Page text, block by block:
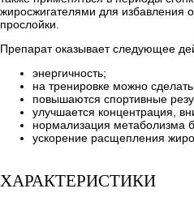
жиросжигателями для избавления
прослойки.
Препарат оказывает следующее
энергичность;
на тренировке можно
повышаются спортивные
улучшается концентрация,
нормализация метаболизма
ускорение расщепления
ХАРАКТЕРИСТИКИ